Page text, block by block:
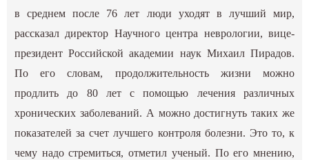
в среднем после 76 лет люди уходят в лучший мир,
рассказал директор Научного центра неврологии, вице-
президент Российской академии наук Михаил Пирадов.
По его словам, продолжительность жизни можно
продлить до 80 лет с помощью лечения различных
хронических заболеваний. А можно достигнуть таких же
показателей за счет лучшего контроля болезни. Это то, к
чему надо стремиться, отметил ученый. По его мнению,